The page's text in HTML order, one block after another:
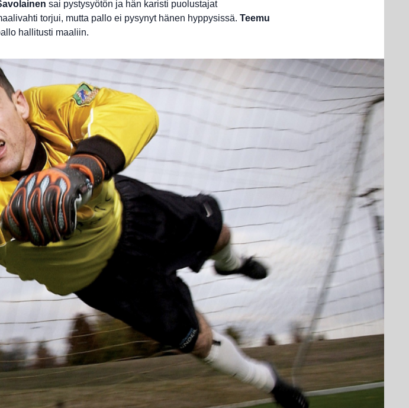
sai pystysyötön ja hän karisti puolustajat
torjui, mutta pallo ei pysynyt hänen hyppysissä. Teemu
hallitusti maaliin.